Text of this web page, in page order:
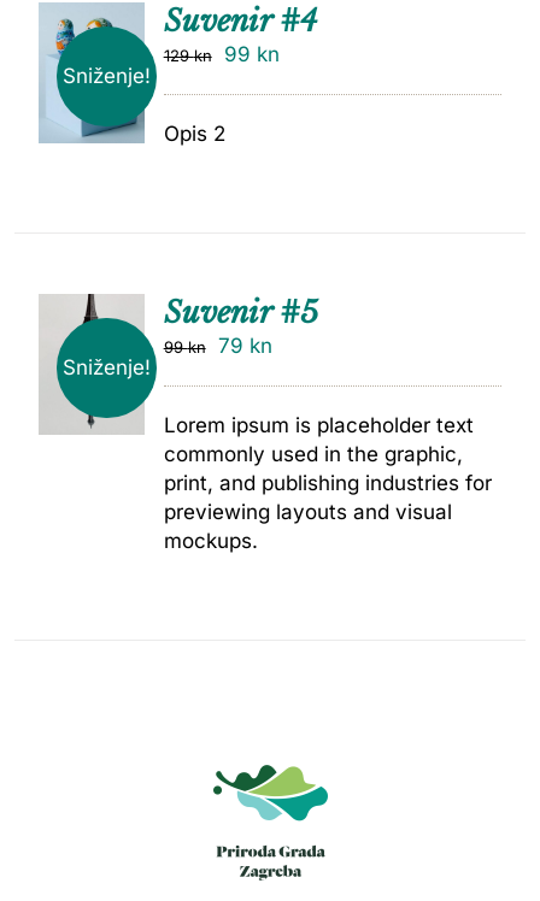
Sniženje!
DODAJ
Suvenir #4
129kn 99 kn
Opis 2
Sniženje!
Suvenir #5
99kn 79 kn
Lorem ipsum is placeholder text
commonly used in the graphic,
print, and publishing industries for
previewing layouts and visual
mockups.